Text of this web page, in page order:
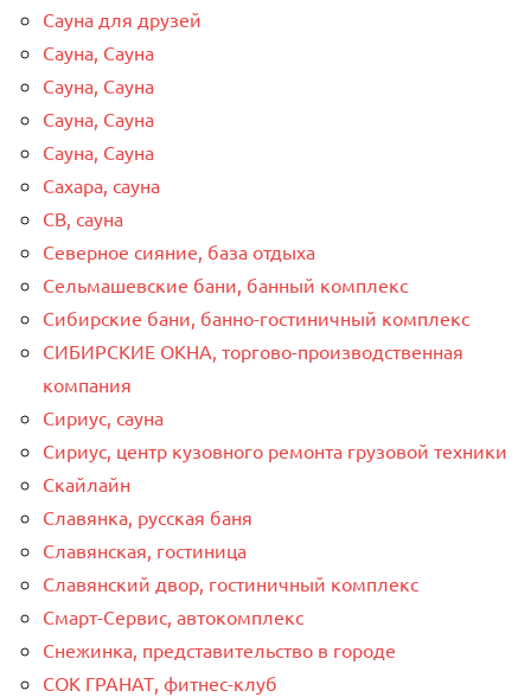
Сауна для друзей
Сауна, Сауна
Сауна, Сауна
Сауна, Сауна
Сауна, Сауна
Сахара, сауна
СВ, сауна
Северное сияние, база отдыха
Сельмашевские бани, банный комплекс
Сибирские бани, банно-гостиничный комплекс
СИБИРСКИЕ ОКНА, торгово-производственная
компания
Сириус, сауна
Сириус, центр кузовного ремонта грузовой техники
Скайлайн
Славянка, русская баня
Славянская, гостиница
Славянский двор, гостиничный комплекс
Смарт-Сервис, автокомплекс
Снежинка, представительство в городе
СОК ГРАНАТ, фитнес-клуб